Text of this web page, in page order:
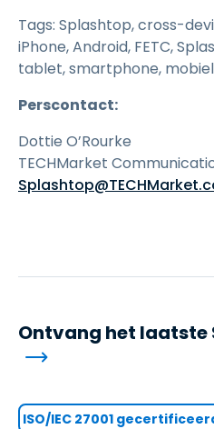
Tags: Splashtop, cross-
iPhone, Android, FETC,
tablet, smartphone,
Perscontact:
Dottie O’Rourke
TECHMarket
Ontvang het
ISO/IEC 27001